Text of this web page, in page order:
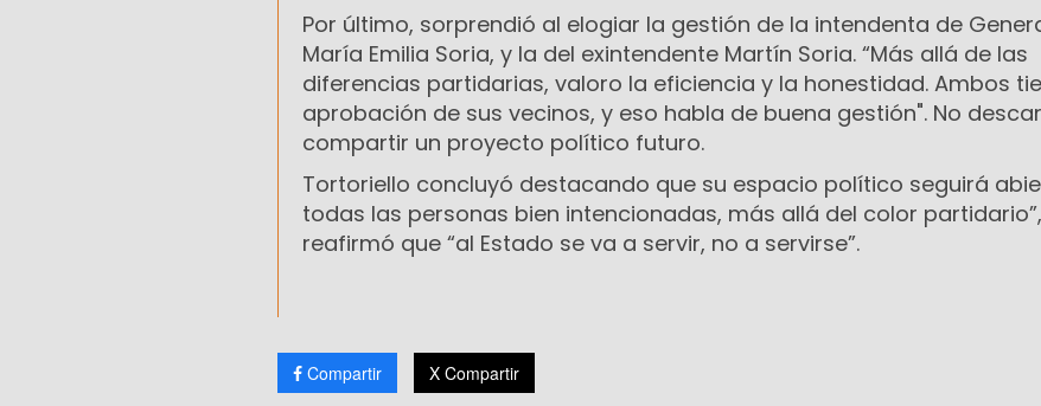
Por último, sorprendió al elogiar la gestión de la intendenta de
María Emilia Soria, y la del exintendente Martín Soria. “Más allá de las
diferencias partidarias, valoro la eficiencia y la honestidad. Ambos
aprobación de sus vecinos, y eso habla de buena gestión". No
compartir un proyecto político futuro.
Tortoriello concluyó destacando que su espacio político seguirá
todas las personas bien intencionadas, más allá del color
reafirmó que “al Estado se va a servir, no a servirse”.
Compartir X Compartir